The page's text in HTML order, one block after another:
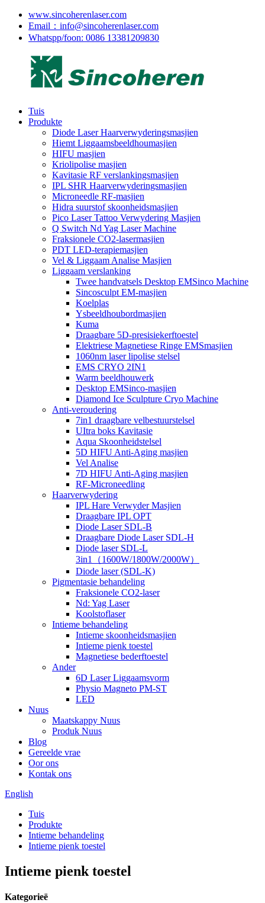
www.sincoherenlaser.com
Email：info@sincoherenlaser.com
Whatspp/foon: 0086 13381209830
Tuis
Produkte
Diode Laser Haarverwyderingsmasjien
Hiemt Liggaamsbeeldhoumasjien
HIFU masjien
Kriolipolise masjien
Kavitasie RF verslankingsmasjien
IPL SHR Haarverwyderingsmasjien
Microneedle RF-masjien
Hidra suurstof skoonheidsmasjien
Pico Laser Tattoo Verwydering Masjien
Q Switch Nd Yag Laser Machine
Fraksionele CO2-lasermasjien
PDT LED-terapiemasjien
Vel & Liggaam Analise Masjien
Liggaam verslanking
Twee handvatsels Desktop EMSinco Machine
Sincosculpt EM-masjien
Koelplas
Ysbeeldhoubordmasjien
Kuma
Draagbare 5D-presisiekerftoestel
Elektriese Magnetiese Ringe EMSmasjien
1060nm laser lipolise stelsel
EMS CRYO 2IN1
Warm beeldhouwerk
Desktop EMSinco-masjien
Diamond Ice Sculpture Cryo Machine
Anti-veroudering
7in1 draagbare velbestuurstelsel
UItra boks Kavitasie
Aqua Skoonheidstelsel
5D HIFU Anti-Aging masjien
Vel Analise
7D HIFU Anti-Aging masjien
RF-Microneedling
Haarverwydering
IPL Hare Verwyder Masjien
Draagbare IPL OPT
Diode Laser SDL-B
Draagbare Diode Laser SDL-H
Diode laser SDL-L
3in1（1600W/1800W/2000W）
Diode laser (SDL-K)
Pigmentasie behandeling
Fraksionele CO2-laser
Nd: Yag Laser
Koolstoflaser
Intieme behandeling
Intieme skoonheidsmasjien
Intieme pienk toestel
Magnetiese bederftoestel
Ander
6D Laser Liggaamsvorm
Physio Magneto PM-ST
LED
Nuus
Maatskappy Nuus
Produk Nuus
Blog
Gereelde vrae
Oor ons
Kontak ons
English
Tuis
Produkte
Intieme behandeling
Intieme pienk toestel
Intieme pienk toestel
Kategorieë